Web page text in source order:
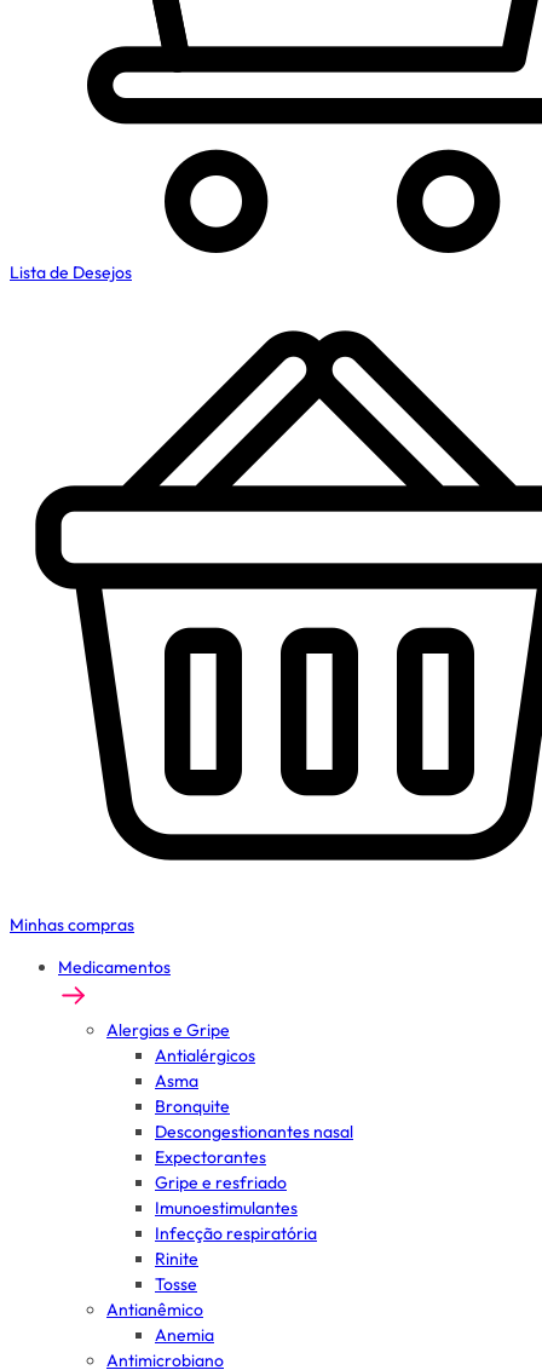
Lista de Desejos
Minhas compras
Medicamentos
Alergias e Gripe
Antialérgicos
Asma
Bronquite
Descongestionantes nasal
Expectorantes
Gripe e resfriado
Imunoestimulantes
Infecção respiratória
Rinite
Tosse
Antianêmico
Anemia
Antimicrobiano